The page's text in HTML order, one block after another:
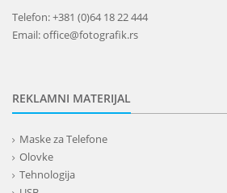
Telefon: +381 (0)64 18 22 444
Email: office@fotografik.rs
REKLAMNI MATERIJAL
Maske za Telefone
Olovke
Tehnologija